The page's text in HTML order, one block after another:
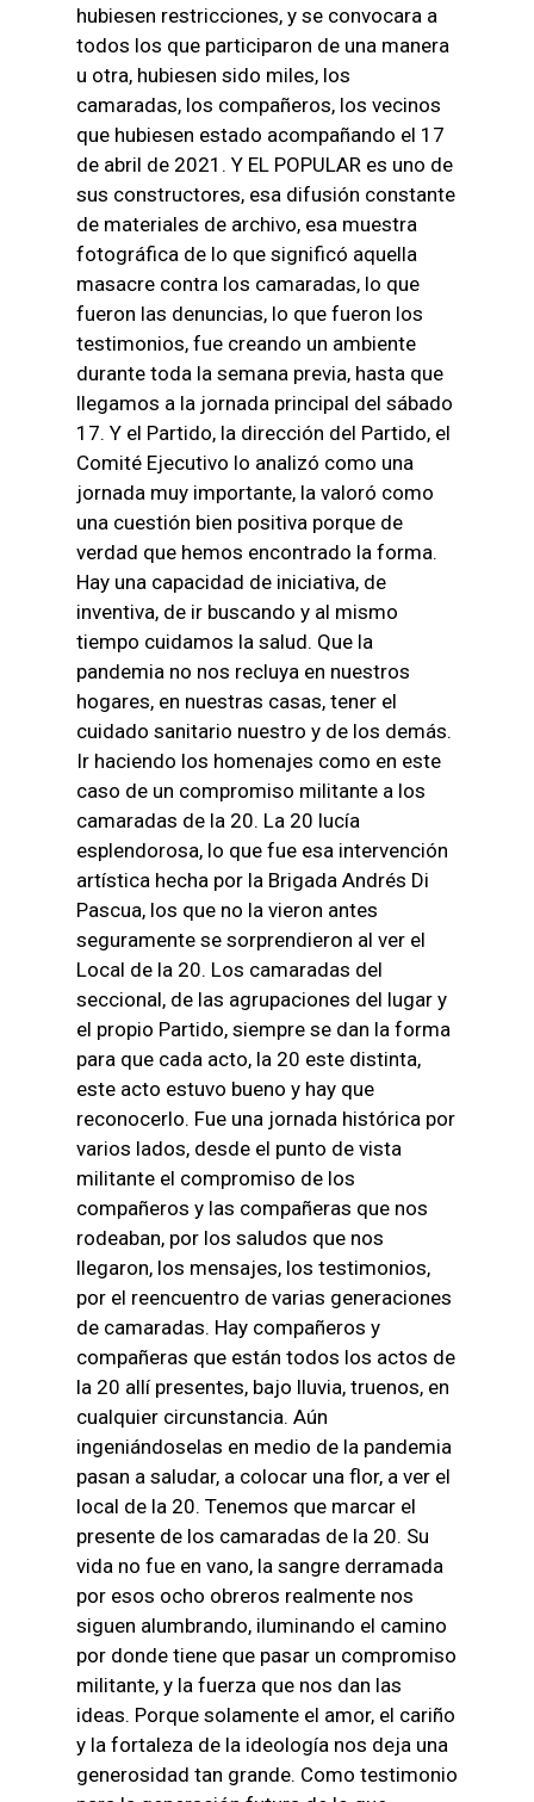
hubiesen restricciones, y se convocara a
todos los que participaron de una manera
u otra, hubiesen sido miles, los
camaradas, los compañeros, los vecinos
que hubiesen estado acompañando el 17
de abril de 2021. Y EL POPULAR es uno de
sus constructores, esa difusión constante
de materiales de archivo, esa muestra
fotográfica de lo que significó aquella
masacre contra los camaradas, lo que
fueron las denuncias, lo que fueron los
testimonios, fue creando un ambiente
durante toda la semana previa, hasta que
llegamos a la jornada principal del sábado
17. Y el Partido, la dirección del Partido, el
Comité Ejecutivo lo analizó como una
jornada muy importante, la valoró como
una cuestión bien positiva porque de
verdad que hemos encontrado la forma.
Hay una capacidad de iniciativa, de
inventiva, de ir buscando y al mismo
tiempo cuidamos la salud. Que la
pandemia no nos recluya en nuestros
hogares, en nuestras casas, tener el
cuidado sanitario nuestro y de los demás.
Ir haciendo los homenajes como en este
caso de un compromiso militante a los
camaradas de la 20. La 20 lucía
esplendorosa, lo que fue esa intervención
artística hecha por la Brigada Andrés Di
Pascua, los que no la vieron antes
seguramente se sorprendieron al ver el
Local de la 20. Los camaradas del
seccional, de las agrupaciones del lugar y
el propio Partido, siempre se dan la forma
para que cada acto, la 20 este distinta,
este acto estuvo bueno y hay que
reconocerlo. Fue una jornada histórica por
varios lados, desde el punto de vista
militante el compromiso de los
compañeros y las compañeras que nos
rodeaban, por los saludos que nos
llegaron, los mensajes, los testimonios,
por el reencuentro de varias generaciones
de camaradas. Hay compañeros y
compañeras que están todos los actos de
la 20 allí presentes, bajo lluvia, truenos, en
cualquier circunstancia. Aún
ingeniándoselas en medio de la pandemia
pasan a saludar, a colocar una flor, a ver el
local de la 20. Tenemos que marcar el
presente de los camaradas de la 20. Su
vida no fue en vano, la sangre derramada
por esos ocho obreros realmente nos
siguen alumbrando, iluminando el camino
por donde tiene que pasar un compromiso
militante, y la fuerza que nos dan las
ideas. Porque solamente el amor, el cariño
y la fortaleza de la ideología nos deja una
generosidad tan grande. Como testimonio